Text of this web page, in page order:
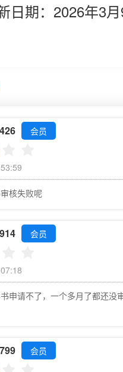
期：2026年3月
会员
核失败呢
会员
申请不了，一个多月了都还没
会员